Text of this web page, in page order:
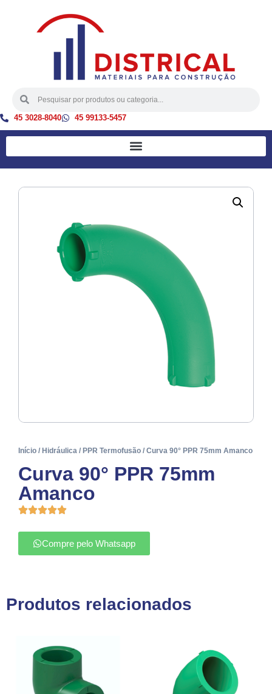
45 3028-8040 45 99133-5457
Início / Hidráulica / PPR Termofusão / Curva 90° PPR 75mm Amanco
Curva 90° PPR 75mm
Amanco
Compre pelo Whatsapp
Produtos relacionados